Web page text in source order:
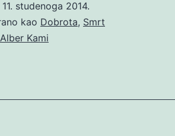
11. studenoga 2014.
kao Dobrota, Smrt
Alber Kami